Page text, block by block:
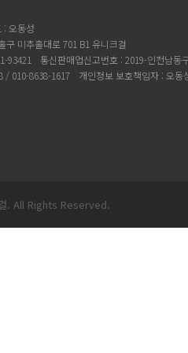
: 오동성
구 미추홀대로 701 B1 유니크걸
93421
통신판매업신고번호 : 2019-인천남동
/ 010-8638-1617
개인정보 보호책임자 : 오동
. All Rights Reserved.